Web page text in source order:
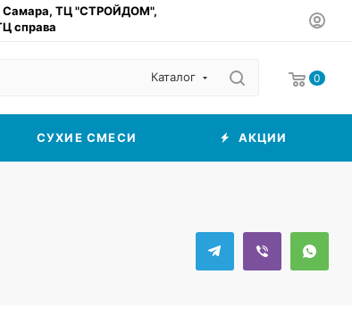
Самара, ТЦ "СТРОЙДОМ",
справа
Каталог 0
СУХИЕ СМЕСИ АКЦИИ